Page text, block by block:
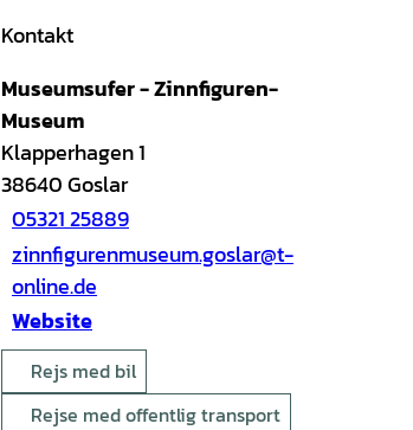
Kontakt
Museumsufer - Zinnfiguren-
Museum
Klapperhagen 1
38640Goslar
05321 25889
zinnfigurenmuseum.goslar@t-
online.de
Website
Rejs med bil
Rejse med offentlig transport